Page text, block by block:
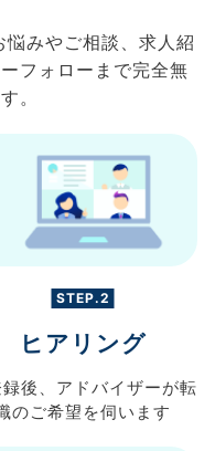
みやご相談、求人紹
フォローまで完全無
。
STEP.2
ヒアリング
後、 アドバイザーが転
のご希望を伺います